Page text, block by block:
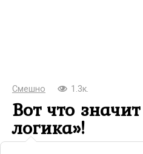
Смешно 1.3к.
Вот что
логика»!